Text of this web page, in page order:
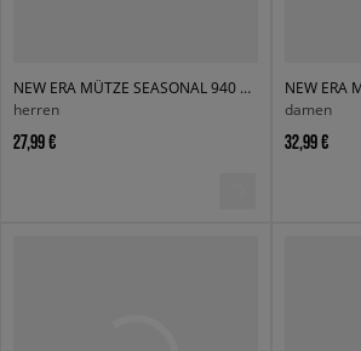
NEW ERA MÜTZE SEASONAL 940 CHELSEA CHELSEA FC LION CREST
herren
27,99 €
damen
32,99 €